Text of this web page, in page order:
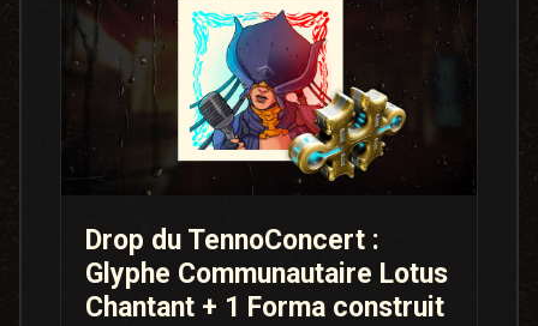
Drop du TennoConcert :
Glyphe Communautaire Lotus
Chantant + 1 Forma construit